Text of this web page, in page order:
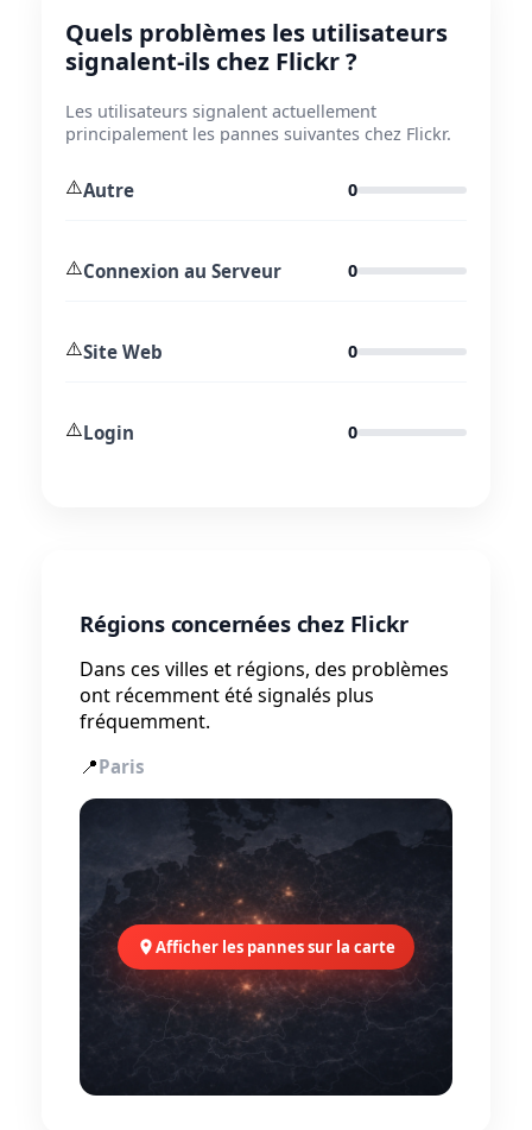
Quels problèmes les utilisateurs
signalent-ils chez Flickr ?
Les utilisateurs signalent actuellement
principalement les pannes suivantes chez Flickr.
⚠️Autre 0
⚠️Connexion au Serveur 0
⚠️Site Web 0
⚠️Login 0
Régions concernées chez Flickr
Dans ces villes et régions, des problèmes
ont récemment été signalés plus
fréquemment.
📍Paris
Afficher les pannes sur la carte